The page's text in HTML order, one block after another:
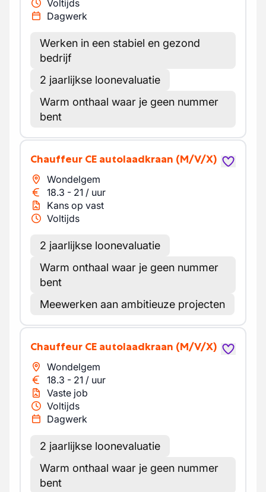
Voltijds
Dagwerk
Werken in een stabiel en gezond
bedrijf
2 jaarlijkse loonevaluatie
Warm onthaal waar je geen nummer
bent
Chauffeur CE autolaadkraan (M/V/X)
Wondelgem
18.3 - 21 / uur
Kans op vast
Voltijds
2 jaarlijkse loonevaluatie
Warm onthaal waar je geen nummer
bent
Meewerken aan ambitieuze projecten
Chauffeur CE autolaadkraan (M/V/X)
Wondelgem
18.3 - 21 / uur
Vaste job
Voltijds
Dagwerk
2 jaarlijkse loonevaluatie
Warm onthaal waar je geen nummer
bent